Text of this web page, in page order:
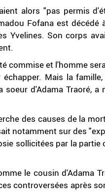
alors "pas permis
Fofana est décédé
Yvelines. Son corps
commise et l'homme
Mais la
d'Adama Traoré,
des causes de la
notamment sur des
sollicitées par la partie
le cousin d'Adama
controversées après